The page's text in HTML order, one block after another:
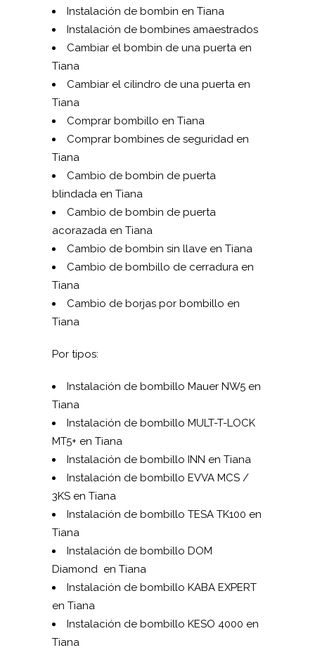
Instalación de bombin en Tiana
Instalación de bombines amaestrados
Cambiar el bombin de una puerta en
Tiana
Cambiar el cilindro de una puerta en
Tiana
Comprar bombillo en Tiana
Comprar bombines de seguridad en
Tiana
Cambio de bombin de puerta
blindada en Tiana
Cambio de bombin de puerta
acorazada en Tiana
Cambio de bombin sin llave en Tiana
Cambio de bombillo de cerradura en
Tiana
Cambio de borjas por bombillo en
Tiana
Por tipos:
Instalación de bombillo Mauer NW5 en
Tiana
Instalación de bombillo MUL­T-T-LOCK
MT5+ en Tiana
Instalación de bombillo INN en Tiana
Instalación de bombillo EVVA MCS /
3KS en Tiana
Instalación de bombillo TESA TK100 en
Tiana
Instalación de bombillo DOM
Diamond en Tiana
Instalación de bombillo KABA EXPERT
en Tiana
Instalación de bombillo KESO 4000 en
Tiana